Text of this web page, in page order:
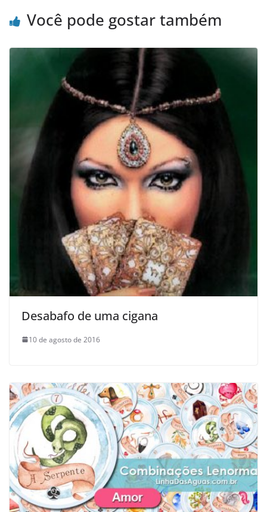
Você pode gostar também
Desabafo de uma cigana
10 de agosto de 2016